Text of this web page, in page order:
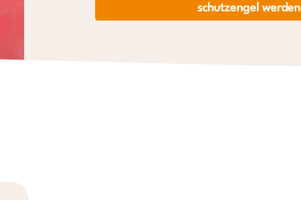
schutzengel werden